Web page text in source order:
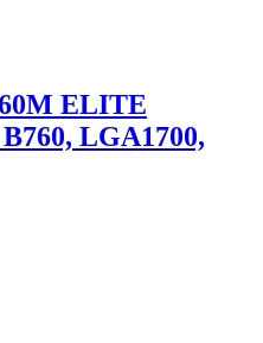
ELITE
LGA1700,